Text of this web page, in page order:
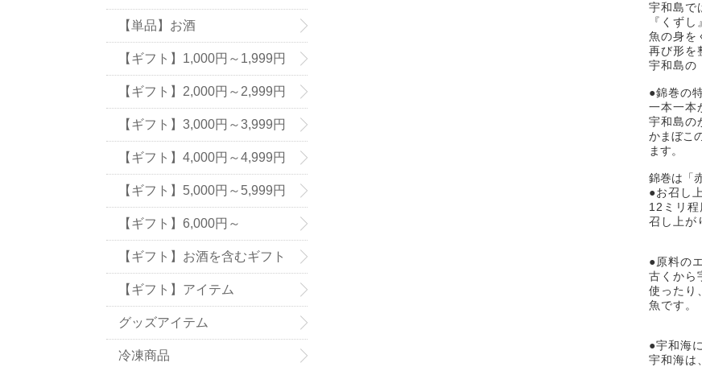
宇和島で
『くずし
魚の身を
再び形を
宇和島の
●錦巻の
一本一本
宇和島の
かまぼこ
ます。
錦巻は「
●お召し
12ミリ
召し上が
●原料の
古くから
使ったり
魚です。
●宇和海
宇和海は
【単品】お酒
【ギフト】1,000円～1,999円
【ギフト】2,000円～2,999円
【ギフト】3,000円～3,999円
【ギフト】4,000円～4,999円
【ギフト】5,000円～5,999円
【ギフト】6,000円～
【ギフト】お酒を含むギフト
【ギフト】アイテム
グッズアイテム
冷凍商品